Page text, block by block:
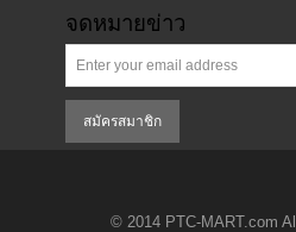
จดหมายข่าว
สมัครสมาชิก
© 2014 PTC-MART.com